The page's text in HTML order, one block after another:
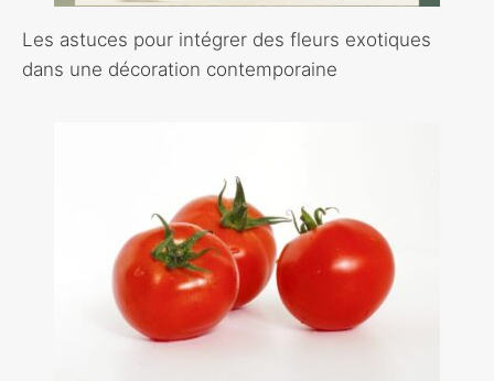
Les astuces pour intégrer des fleurs exotiques
dans une décoration contemporaine